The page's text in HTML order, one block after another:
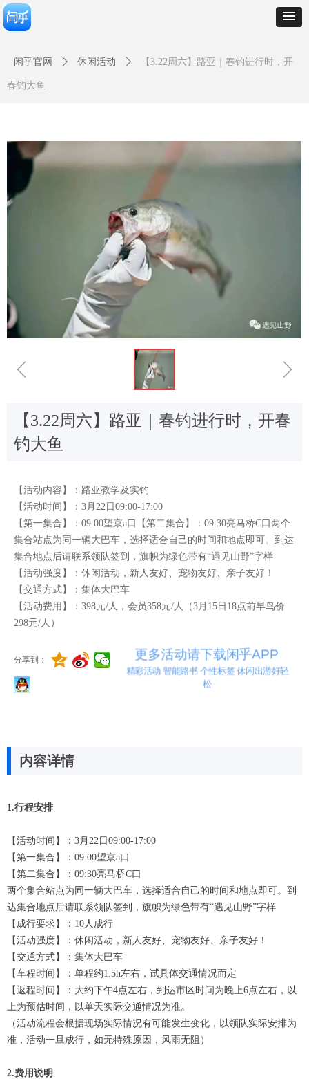
闲乎官网 ꄲ 休闲活动 ꄲ 【3.22周六】路亚｜春钓进行时，开
春钓大鱼
ꁆ ꁇ
【活动内容】：路亚教学及实钓
【活动时间】：3月22日09:00-17:00
【第一集合】：09:00望京a口【第二集合】：09:30亮马桥C口两个
集合站点为同一辆大巴车，选择适合自己的时间和地点即可。到达
集合地点后请联系领队签到，旗帜为绿色带有“遇见山野”字样
【活动强度】：休闲活动，新人友好、宠物友好、亲子友好！
【交通方式】：集体大巴车
【活动费用】：398元/人，会员358元/人（3月15日18点前早鸟价
298元/人）
【3.22周六】路亚｜春钓进行时，开春
钓大鱼
分享到： 更多活动请下载闲乎APP
精彩活动 智能路书 个性标签 休闲出游好轻
松
内容详情
1.行程安排
【活动时间】：3月22日09:00-17:00
【第一集合】：09:00望京a口
【第二集合】：09:30亮马桥C口
两个集合站点为同一辆大巴车，选择适合自己的时间和地点即可。到
达集合地点后请联系领队签到，旗帜为绿色带有“遇见山野”字样
【成行要求】：10人成行
【活动强度】：休闲活动，新人友好、宠物友好、亲子友好！
【交通方式】：集体大巴车
【车程时间】：单程约1.5h左右，试具体交通情况而定
【返程时间】：大约下午4点左右，到达市区时间为晚上6点左右，以
上为预估时间，以单天实际交通情况为准。
（活动流程会根据现场实际情况有可能发生变化，以领队实际安排为
准，活动一旦成行，如无特殊原因，风雨无阻）
2.费用说明